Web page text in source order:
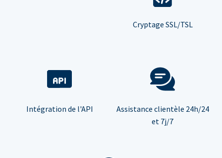
Cryptage SSL/TSL
Intégration de l'API
Assistance clientèle 24h/24
et 7j/7